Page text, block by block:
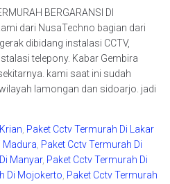
BERGARANSI DI
dari NusaTechno bagian dari
dibidang instalasi CCTV,
telepony. Kabar Gembira
kami saat ini sudah
lamongan dan sidoarjo. jadi
Paket Cctv Termurah Di Lakar
Madura Paket Cctv Termurah Di
Manyar, Paket Cctv Termurah Di
Di Mojokerto Paket Cctv Termurah